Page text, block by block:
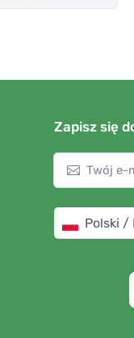
Zapisz się
Polski /